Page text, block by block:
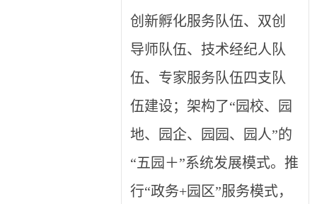
创新孵化服务队伍、双创
导师队伍、技术经纪人队
伍、专家服务队伍四支队
伍建设；架构了“园校、园
地、园企、园园、园人”的
“五园＋”系统发展模式。推
行“政务+园区”服务模式，